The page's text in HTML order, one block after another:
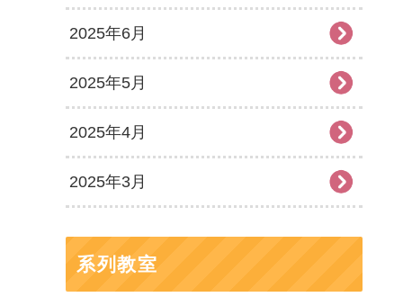
2025年6月
2025年5月
2025年4月
2025年3月
系列教室